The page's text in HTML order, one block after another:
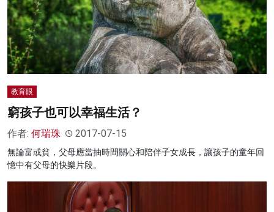
教育眼
窮孩子也可以幸福生活？
作者: 何瑞珠 2017-07-15
無論富或貧，父母應當抽時間關心和陪伴子女成長，讓孩子的童年回
憶中有父母的快樂片段。